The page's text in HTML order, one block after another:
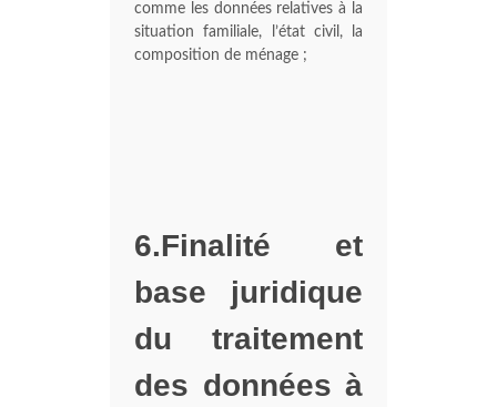
comme les données relatives à la
situation familiale, l’état civil, la
composition de ménage ;
6.Finalité et
base juridique
du traitement
des données à